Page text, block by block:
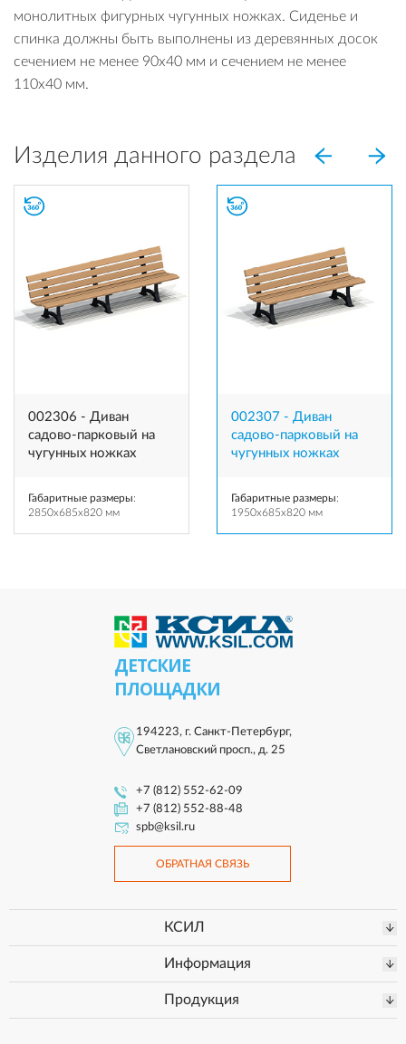
монолитных фигурных чугунных ножках. Сиденье и
спинка должны быть выполнены из деревянных досок
сечением не менее 90х40 мм и сечением не менее
110х40 мм.
Изделия данного раздела
002306 - Диван
садово-парковый на
чугунных ножках
Габаритные размеры:
2850x685x820 мм
002307 - Диван
садово-парковый на
чугунных ножках
Габаритные размеры:
1950x685x820 мм
ДЕТСКИЕ
ПЛОЩАДКИ
194223, г. Санкт-Петербург,
Светлановский просп., д. 25
+7 (812) 552-62-09
+7 (812) 552-88-48
spb@ksil.ru
ОБРАТНАЯ СВЯЗЬ
КСИЛ
Информация
Продукция